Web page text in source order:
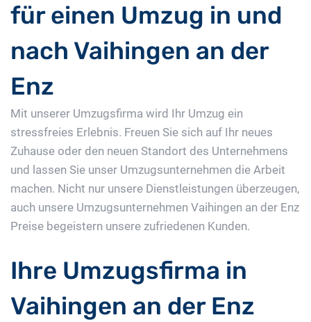
für einen Umzug in und
nach Vaihingen an der
Enz
Mit unserer Umzugsfirma wird Ihr Umzug ein
stressfreies Erlebnis. Freuen Sie sich auf Ihr neues
Zuhause oder den neuen Standort des Unternehmens
und lassen Sie unser Umzugsunternehmen die Arbeit
machen. Nicht nur unsere Dienstleistungen überzeugen,
auch unsere Umzugsunternehmen Vaihingen an der Enz
Preise begeistern unsere zufriedenen Kunden.
Ihre Umzugsfirma in
Vaihingen an der Enz